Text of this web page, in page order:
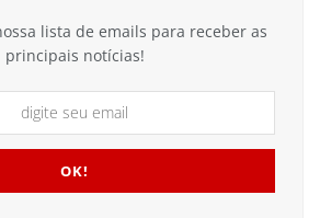
lista de emails para receber as
principais notícias!